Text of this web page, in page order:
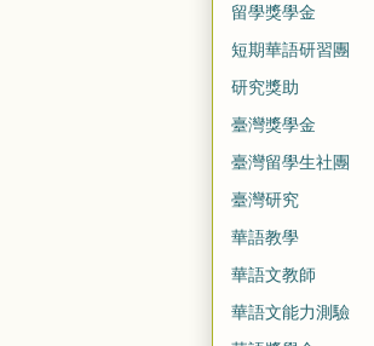
留學獎學金
短期華語研習團
研究獎助
臺灣獎學金
臺灣留學生社團
臺灣研究
華語教學
華語文教師
華語文能力測驗